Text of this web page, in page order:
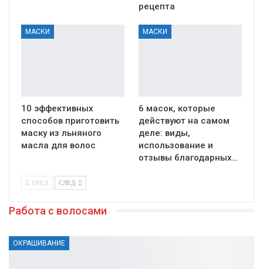
рецепта
МАСКИ
10 эффективных
способов приготовить
маску из льняного
масла для волос
МАСКИ
6 масок, которые
действуют на самом
деле: виды,
использование и
отзывы благодарных…
ПРЕД СЛЕД
Работа с волосами
ОКРАШИВАНИЕ